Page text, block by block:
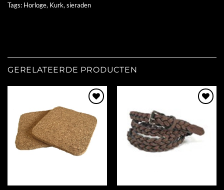
Tags: Horloge, Kurk, sieraden
GERELATEERDE PRODUCTEN
Wishlist